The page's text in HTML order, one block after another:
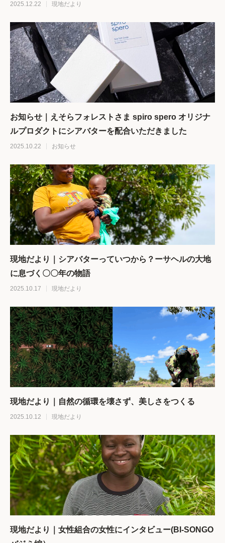
2025.12.22 現地だより
お知らせ｜えそらフォレストさま spiro spero オリジナ
ルプロダクトにシアバターを配合いただきました
2025.10.22 お知らせ
現地だより｜シアバターっていつから？ーサヘルの大地
に息づく〇〇年の物語
2025.10.17 現地だより
現地だより｜自然の循環を壊さず、美しさをつくる
2025.10.12 現地だより
現地だより｜女性組合の女性にインタビュー(BI-SONGO